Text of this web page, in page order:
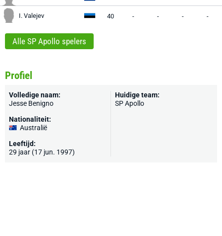
I. Valejev 40 - - - -
Alle SP Apollo spelers
Profiel
Volledige naam:
Jesse Benigno
Nationaliteit:
Australië
Leeftijd:
29 jaar (17 jun. 1997)
Huidige team:
SP Apollo